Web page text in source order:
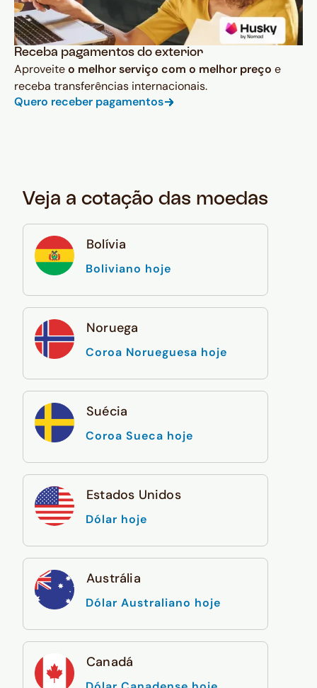
Receba pagamentos do exterior
Aproveiteo melhor serviço com o melhor preço e
receba transferências internacionais.
Quero receber pagamentos
Veja a cotação das moedas
Bolívia
Boliviano hoje
Noruega
Coroa Norueguesa hoje
Suécia
Coroa Sueca hoje
Estados Unidos
Dólar hoje
Austrália
Dólar Australiano hoje
Canadá